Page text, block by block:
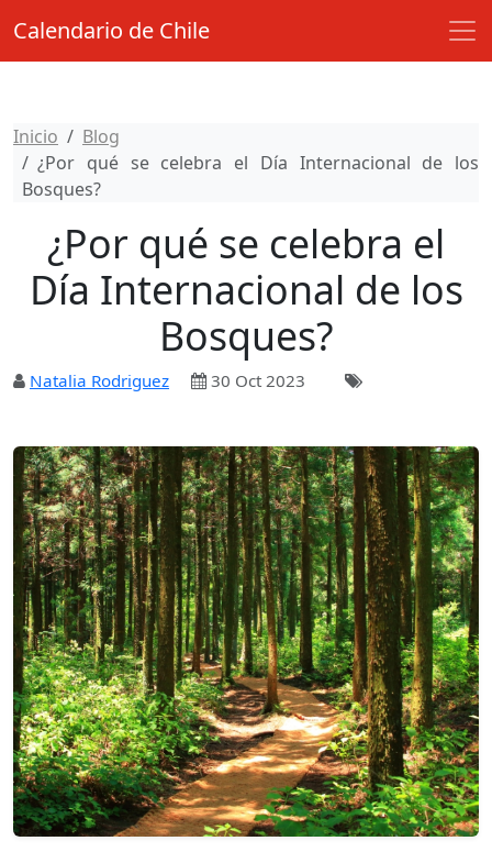
Calendario de Chile
Inicio
Blog
¿Por qué se celebra el Día Internacional de los
Bosques?
¿Por qué se celebra el
Día Internacional de los
Bosques?
Natalia Rodriguez 30 Oct 2023